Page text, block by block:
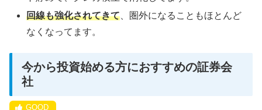
回線も強化されてきて 、圏外になることもほとんど
なくなってます。
今から投資始める方におすすめの証券会
社